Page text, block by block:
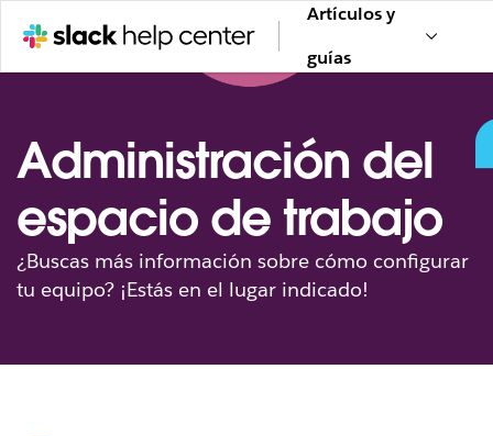
Artículos y
guías
Administración del
espacio de trabajo
¿Buscas más información sobre cómo configurar
tu equipo? ¡Estás en el lugar indicado!